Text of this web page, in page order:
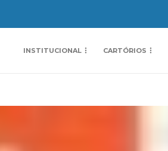
INSTITUCIONAL CARTÓRIOS